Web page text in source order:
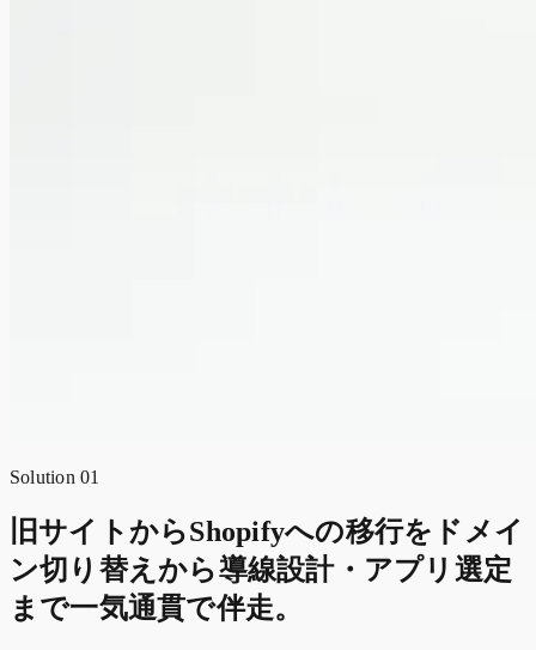
Solution 01
旧サイトからShopifyへの移行をドメイ
ン切り替えから導線設計・アプリ選定
まで一気通貫で伴走。